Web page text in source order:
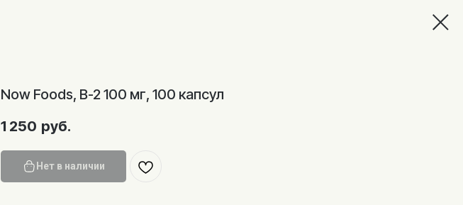
Now Foods, B-2 100 мг, 100 капсул
1 250 руб.
Нет в наличии